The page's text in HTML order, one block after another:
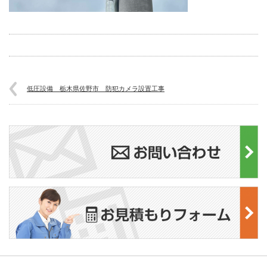
低圧設備 栃木県佐野市 防犯カメラ設置工事